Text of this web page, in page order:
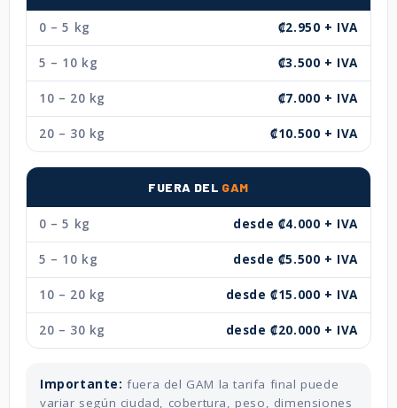
0 – 5 kg ₡2.950 + IVA
5 – 10 kg ₡3.500 + IVA
10 – 20 kg ₡7.000 + IVA
20 – 30 kg ₡10.500 + IVA
FUERA DEL GAM
0 – 5 kg desde ₡4.000 + IVA
5 – 10 kg desde ₡5.500 + IVA
10 – 20 kg desde ₡15.000 + IVA
20 – 30 kg desde ₡20.000 + IVA
Importante: fuera del GAM la tarifa final puede
variar según ciudad, cobertura, peso, dimensiones